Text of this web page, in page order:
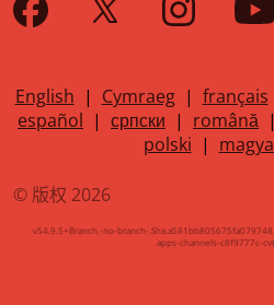
English | Cymraeg| français
español | српски | română |
polski |
© 版权 2026
v54.9.5+Branch.-no-branch-
apps-channels-c8f9777c-